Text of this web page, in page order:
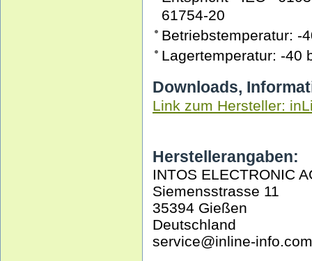
61754-20
Betriebstemperatur: -
Lagertemperatur: -40
Downloads,
Link zum Hersteller:
Herstellerangaben:
INTOS ELECTRONIC
Siemensstrasse 11
35394 Gießen
Deutschland
service@inline-info.com